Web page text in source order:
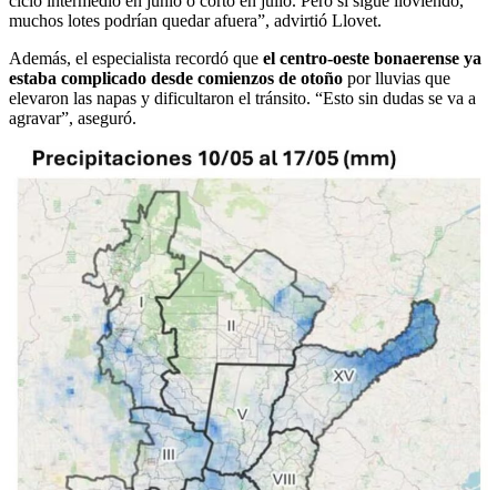
muchos lotes podrían quedar afuera”, advirtió Llovet.
Además, el especialista recordó que el centro-oeste bonaerense ya
estaba complicado desde comienzos de otoño por lluvias que
elevaron las napas y dificultaron el tránsito. “Esto sin dudas se va a
agravar”, aseguró.